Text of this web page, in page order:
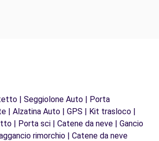
| Seggiolone Auto | Porta
| Alzatina Auto | GPS | Kit trasloco |
| Porta sci | Catene da neve | Gancio
rimorchio | Catene da neve